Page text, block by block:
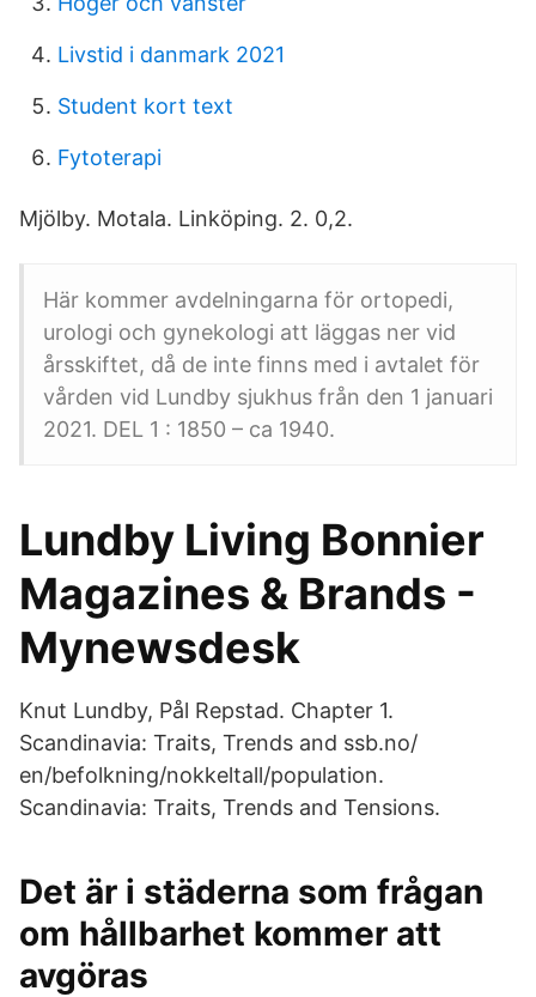
Livstid i danmark 2021
Student kort text
Fytoterapi
Mjölby. Motala. Linköping. 2. 0,2.
Här kommer avdelningarna för ortopedi,
urologi och gynekologi att läggas ner vid
årsskiftet, då de inte finns med i avtalet för
vården vid Lundby sjukhus från den 1 januari
2021. DEL 1 : 1850 – ca 1940.
Lundby Living Bonnier
Magazines & Brands -
Mynewsdesk
Knut Lundby, Pål Repstad. Chapter 1.
Scandinavia: Traits, Trends and ssb.no/
en/befolkning/nokkeltall/population.
Scandinavia: Traits, Trends and Tensions.
Det är i städerna som frågan
om hållbarhet kommer att
avgöras